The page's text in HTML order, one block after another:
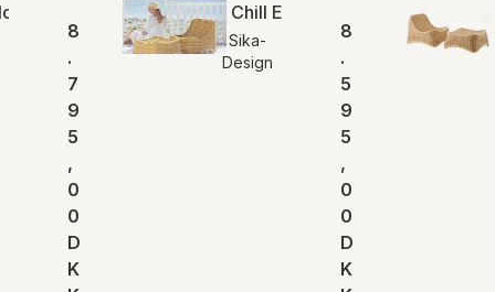
| IndendørsLoungestol | Indendørs
8
.
7
9
5
,
0
0
D
K
Chill Exterior Loungestol |
Sika-
Design
8
.
5
9
5
,
0
0
D
K